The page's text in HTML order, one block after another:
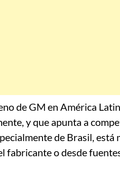
de GM en América
y que apunta a
de Brasil,
fabricante o desde